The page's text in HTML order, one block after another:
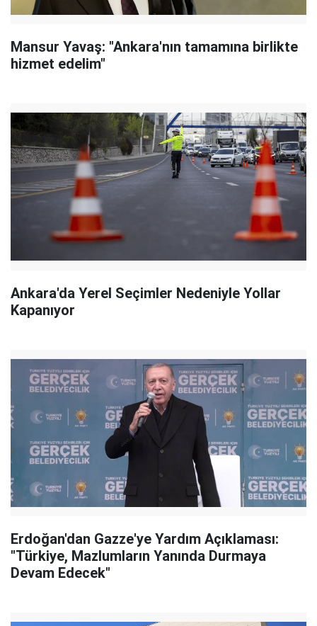
Mansur Yavaş: "Ankara'nın tamamına birlikte
hizmet edelim"
Ankara'da Yerel Seçimler Nedeniyle Yollar
Kapanıyor
Erdoğan'dan Gazze'ye Yardım Açıklaması:
"Türkiye, Mazlumların Yanında Durmaya
Devam Edecek"